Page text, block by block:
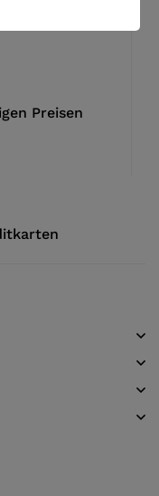
Preisen